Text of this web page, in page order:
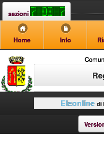
sezioni
Home Info
Eleonline di